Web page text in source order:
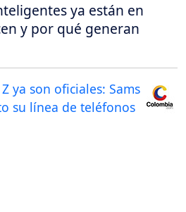
ya están en
y por qué generan